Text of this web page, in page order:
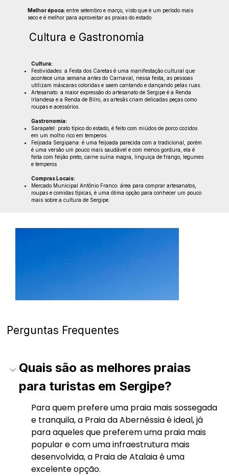
Melhor época:entre setembro e março, visto que é um período mais
seco e é melhor para aproveitar as praias do estado.
Cultura e Gastronomia
Cultura:
Festividades: a Festa dos Caretas é uma manifestação cultural que
acontece uma semana antes do Carnaval, nessa festa, as pessoas
utilizam máscaras coloridas e saem cantando e dançando pelas ruas.
Artesanato: a maior expressão do artesanato de Sergipe é a Renda
Irlandesa e a Renda de Bilro, as artesãs criam delicadas peças como
roupas e acessórios.
Gastronomia:
Sarapatel: prato típico do estado, é feito com miúdos de porco cozidos
em um molho rico em temperos.
Feijoada Sergipana: é uma feijoada parecida com a tradicional, porém
é uma versão um pouco mais saudável e com menos gordura, ela é
feita com feijão preto, carne suína magra, linguiça de frango, legumes
e temperos
Compras Locais:
Mercado Municipal Antônio Franco: área para comprar artesanatos,
roupas e comidas típicas, é uma ótima opção para conhecer um pouco
mais sobre a cultura de Sergipe.
Perguntas Frequentes
Quais são as melhores praias
para turistas em Sergipe?
Para quem prefere uma praia mais sossegada
e tranquila, a Praia da Abernéssia é ideal, já
para aqueles que preferem uma praia mais
popular e com uma infraestrutura mais
desenvolvida, a Praia de Atalaia é uma
excelente opção.